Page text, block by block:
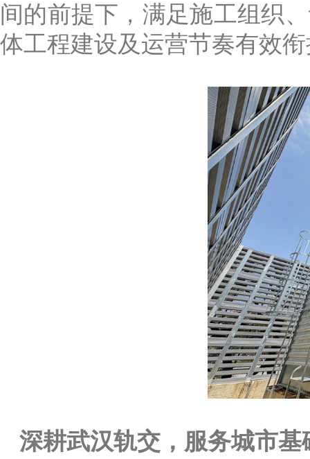
间的前提下，满足施工组织
体工程建设及运营节奏有效
深耕武汉轨交，服务城市基